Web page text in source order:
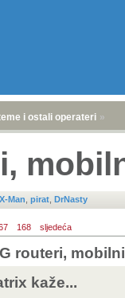
i ostali operateri »
Man pirat DrNasty
168 sljedeća
routeri,
kaže...